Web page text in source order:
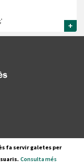
+
fa servir galetes per
Consulta més